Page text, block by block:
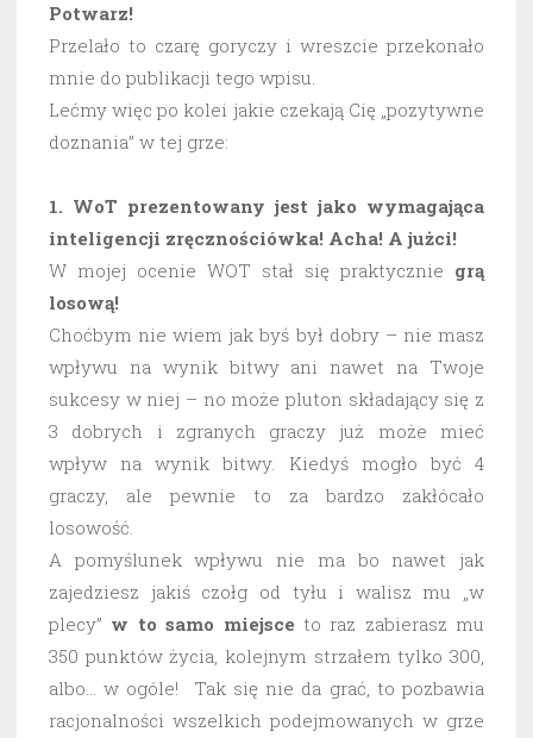
Potwarz!
Przelało to czarę goryczy i wreszcie przekonało
mnie do publikacji tego wpisu.
Lećmy więc po kolei jakie czekają Cię „pozytywne
doznania” w tej grze:
1. WoT prezentowany jest jako wymagająca
inteligencji zręcznościówka! Acha! A jużci!
W mojej ocenie WOT stał się praktycznie grą
losową!
Choćbym nie wiem jak byś był dobry – nie masz
wpływu na wynik bitwy ani nawet na Twoje
sukcesy w niej – no może pluton składający się z
3 dobrych i zgranych graczy już może mieć
wpływ na wynik bitwy. Kiedyś mogło być 4
graczy, ale pewnie to za bardzo zakłócało
losowość.
A pomyślunek wpływu nie ma bo nawet jak
zajedziesz jakiś czołg od tyłu i walisz mu „w
plecy” w to samo miejsce to raz zabierasz mu
350 punktów życia, kolejnym strzałem tylko 300,
albo… w ogóle! Tak się nie da grać, to pozbawia
racjonalności wszelkich podejmowanych w grze